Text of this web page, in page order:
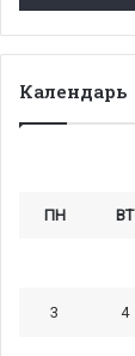
Календарь
ПН ВТ
3 4